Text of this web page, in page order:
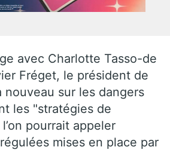
avec Charlotte Tasso-de
Fréget, le président de
nouveau sur les dangers
les "stratégies de
pourrait appeler
mises en place par